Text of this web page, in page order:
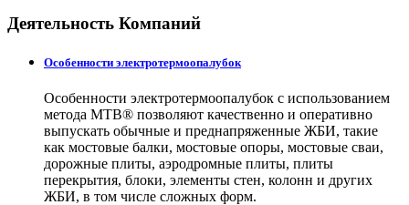
Деятельность Компаний
Особенности электротермоопалубок
Особенности электротермоопалубок с использованием
метода МТВ® позволяют качественно и оперативно
выпускать обычные и преднапряженные ЖБИ, такие
как мостовые балки, мостовые опоры, мостовые сваи,
дорожные плиты, аэродромные плиты, плиты
перекрытия, блоки, элементы стен, колонн и других
ЖБИ, в том числе сложных форм.